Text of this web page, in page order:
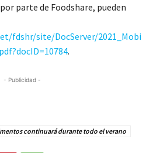
parte de Foodshare, pueden
fdshr/site/DocServer/2021_Mobi
.
- Publicidad -
continuará durante todo el verano